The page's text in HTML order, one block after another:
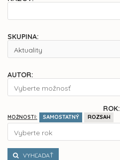
SKUPINA:
Aktuality
AUTOR:
Vyberte možnosť
ROK:
MOŽNOSTI: SAMOSTATNÝ ROZSAH
Vyberte rok
VYHĽADAŤ